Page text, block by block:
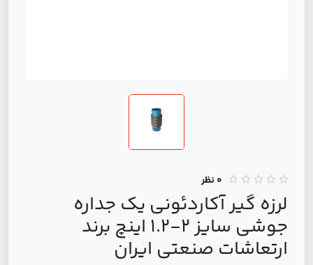
0 نظر
لرزه گیر آکاردئونی یک جداره
جوشی سایز 2-1.2 اینچ برند
ارتعاشات صنعتی ایران